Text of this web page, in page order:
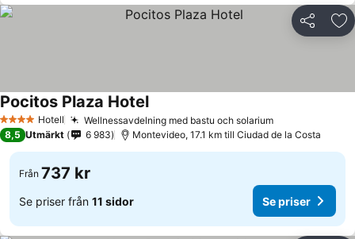
Dela
4 StjärnorHotell Wellnessavdelning med bastu och solarium
Pocitos Plaza Hotel
8,5 Utmärkt 6 983 Montevideo, 17.1 km till Ciudad de la Costa
Från 737 kr
Se priser från 11 sidor Se priser